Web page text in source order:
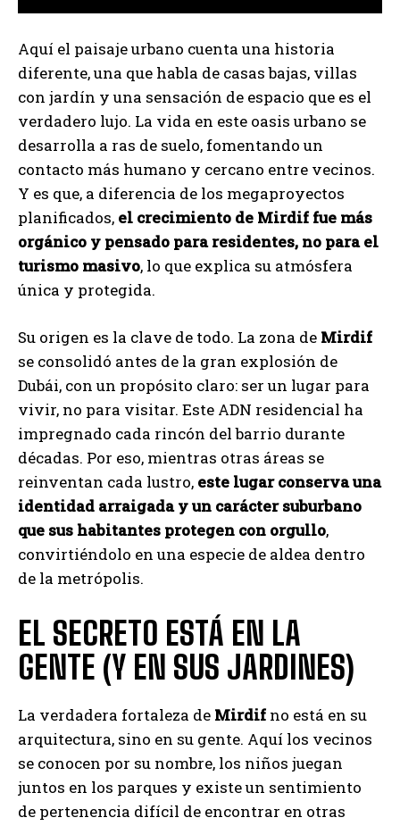
Aquí el paisaje urbano cuenta una historia
diferente, una que habla de casas bajas, villas
con jardín y una sensación de espacio que es el
verdadero lujo. La vida en este oasis urbano se
desarrolla a ras de suelo, fomentando un
contacto más humano y cercano entre vecinos.
Y es que, a diferencia de los megaproyectos
planificados, el crecimiento de Mirdif fue más
orgánico y pensado para residentes, no para el
turismo masivo, lo que explica su atmósfera
única y protegida.
Su origen es la clave de todo. La zona de Mirdif
se consolidó antes de la gran explosión de
Dubái, con un propósito claro: ser un lugar para
vivir, no para visitar. Este ADN residencial ha
impregnado cada rincón del barrio durante
décadas. Por eso, mientras otras áreas se
reinventan cada lustro, este lugar conserva una
identidad arraigada y un carácter suburbano
que sus habitantes protegen con orgullo,
convirtiéndolo en una especie de aldea dentro
de la metrópolis.
EL SECRETO ESTÁ EN LA
GENTE (Y EN SUS JARDINES)
La verdadera fortaleza de Mirdif no está en su
arquitectura, sino en su gente. Aquí los vecinos
se conocen por su nombre, los niños juegan
juntos en los parques y existe un sentimiento
de pertenencia difícil de encontrar en otras